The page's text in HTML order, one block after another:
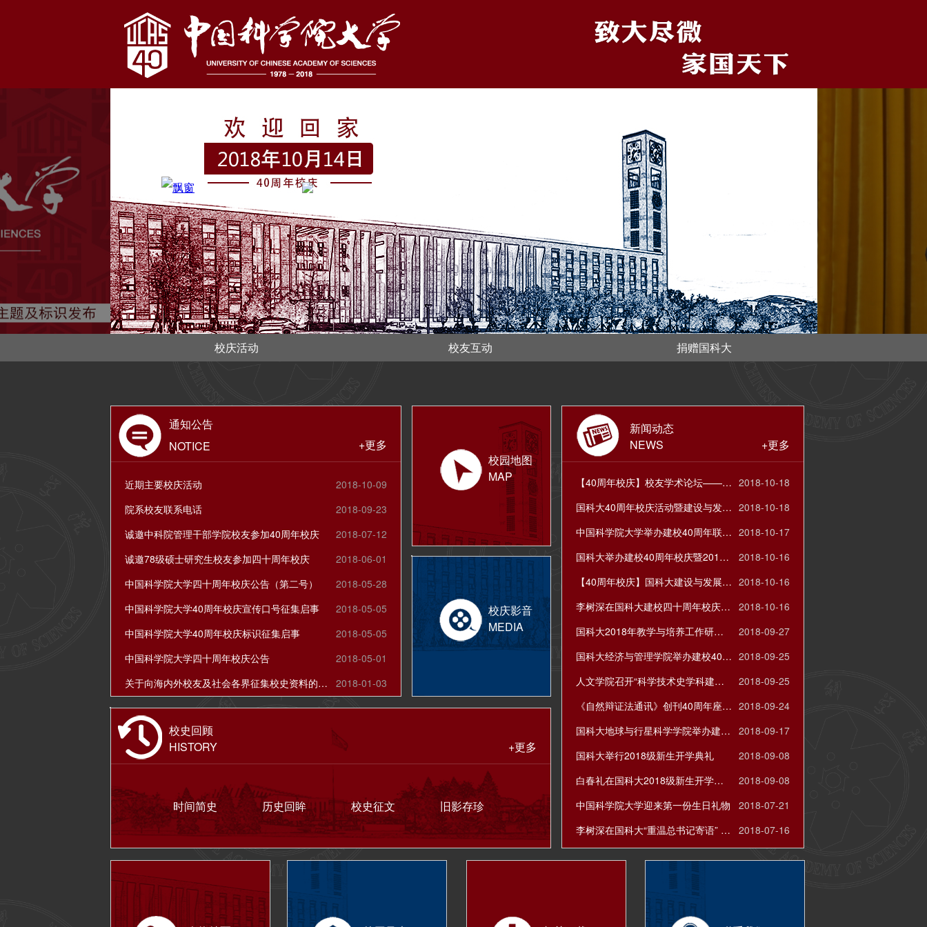
校庆活动 校友互动 捐赠国科大
通知公告
NOTICE
+更多
2018-10-09
近期主要校庆活动
2018-09-23
院系校友联系电话
2018-07-12
诚邀中科院管理干部学院校友参加40周年校庆
2018-06-01
诚邀78级硕士研究生校友参加四十周年校庆
2018-05-28
中国科学院大学四十周年校庆公告（第二号）
2018-05-05
中国科学院大学40周年校庆宣传口号征集启事
2018-05-05
中国科学院大学40周年校庆标识征集启事
2018-05-01
中国科学院大学四十周年校庆公告
2018-01-03
关于向海内外校友及社会各界征集校史资料的公告
校园地图
MAP
新闻动态
NEWS
+更多
2018-10-18
【40周年校庆】校友学术论坛——以学术之姿献礼国科大
2018-10-18
国科大40周年校庆活动暨建设与发展论坛之“科教融合与研究生教学改革”
2018-10-17
中国科学院大学举办建校40周年联欢晚会
2018-10-16
国科大举办建校40周年校庆暨2018年中学校长论坛
2018-10-16
【40周年校庆】国科大建设与发展论坛——双一流建设背景下的学科建设
2018-10-16
李树深在国科大建校四十周年校庆大会上的讲话
2018-09-27
国科大2018年教学与培养工作研讨会在雁栖湖校区召开
2018-09-25
国科大经济与管理学院举办建校40周年庆祝活动暨校友高端论坛
2018-09-25
人文学院召开“科学技术史学科建设再出发”学术研讨会
2018-09-24
《自然辩证法通讯》创刊40周年座谈会在京举办
2018-09-17
国科大地球与行星科学学院举办建院四十周年纪念大会
2018-09-08
国科大举行2018级新生开学典礼
2018-09-08
白春礼在国科大2018级新生开学典礼上的讲话
2018-07-21
中国科学院大学迎来第一份生日礼物
2018-07-16
李树深在国科大“重温总书记寄语” 学生党员座谈会上的讲话
校庆影音
MEDIA
校史回顾
HISTORY
+更多
时间简史 历史回眸 校史征文 旧影存珍